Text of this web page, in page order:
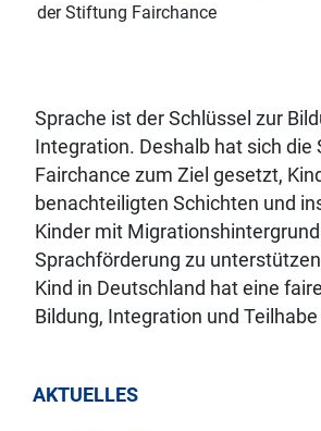
der Stiftung Fairchance
Sprache ist der Schlüssel zur
Integration. Deshalb hat sich die
Fairchance zum Ziel gesetzt,
benachteiligten Schichten und
Kinder mit
Sprachförderung zu
Kind in Deutschland hat eine
Bildung, Integration und
AKTUELLES